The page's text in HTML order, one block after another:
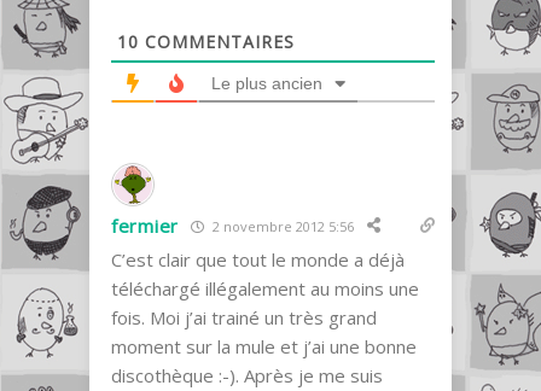
10 COMMENTAIRES
Le plus ancien
fermier 2 novembre 2012 5:56
C’est clair que tout le monde a déjà
téléchargé illégalement au moins une
fois. Moi j’ai trainé un très grand
moment sur la mule et j’ai une bonne
discothèque :-). Après je me suis